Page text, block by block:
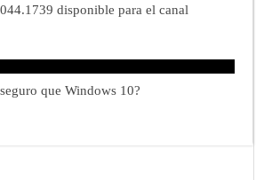
disponible para el canal
que Windows 10?